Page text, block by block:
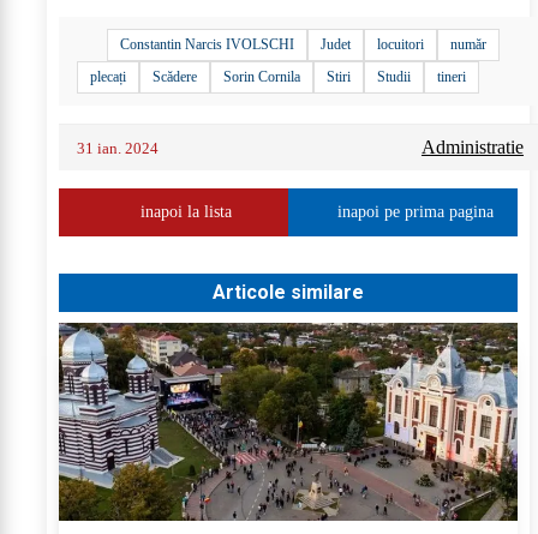
Constantin Narcis IVOLSCHI Judet locuitori
număr
plecați
Scădere Sorin Cornila Stiri Studii tineri
31 ian. 2024 Administratie
inapoi la lista inapoi pe prima pagina
Articole similare